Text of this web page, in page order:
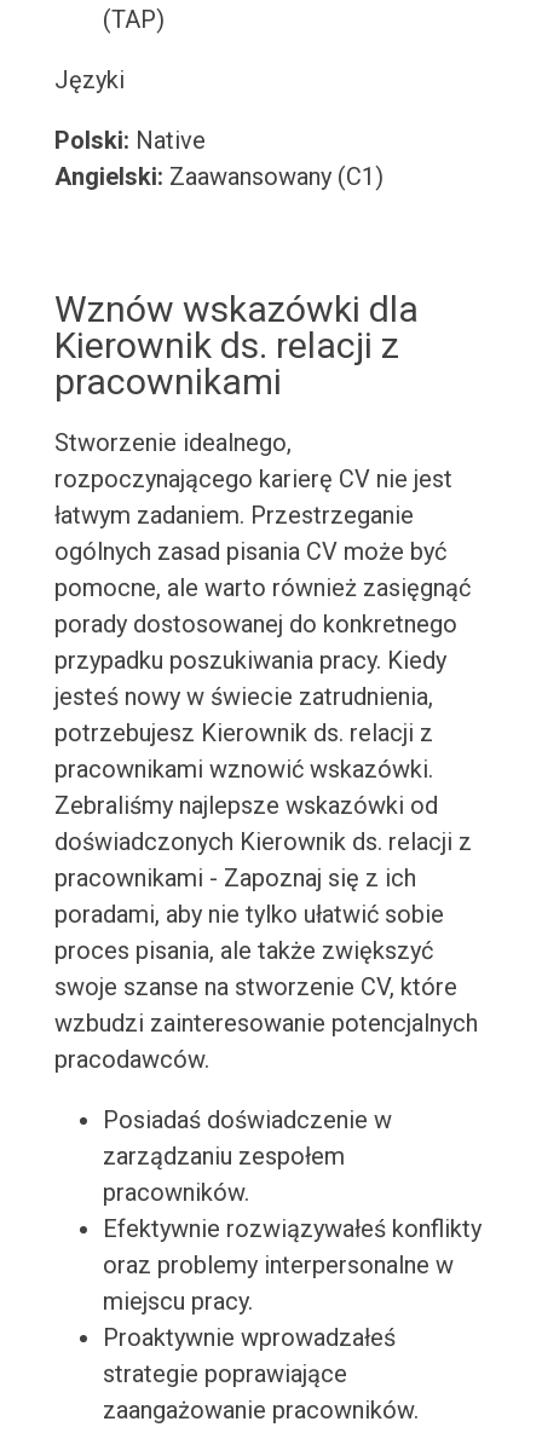
(TAP)
Języki
Polski: Native
Angielski: Zaawansowany (C1)
Wznów wskazówki dla
Kierownik ds. relacji z
pracownikami
Stworzenie idealnego,
rozpoczynającego karierę CV nie jest
łatwym zadaniem. Przestrzeganie
ogólnych zasad pisania CV może być
pomocne, ale warto również zasięgnąć
porady dostosowanej do konkretnego
przypadku poszukiwania pracy. Kiedy
jesteś nowy w świecie zatrudnienia,
potrzebujesz Kierownik ds. relacji z
pracownikami wznowić wskazówki.
Zebraliśmy najlepsze wskazówki od
doświadczonych Kierownik ds. relacji z
pracownikami - Zapoznaj się z ich
poradami, aby nie tylko ułatwić sobie
proces pisania, ale także zwiększyć
swoje szanse na stworzenie CV, które
wzbudzi zainteresowanie potencjalnych
pracodawców.
Posiadaś doświadczenie w
zarządzaniu zespołem
pracowników.
Efektywnie rozwiązywałeś konflikty
oraz problemy interpersonalne w
miejscu pracy.
Proaktywnie wprowadzałeś
strategie poprawiające
zaangażowanie pracowników.